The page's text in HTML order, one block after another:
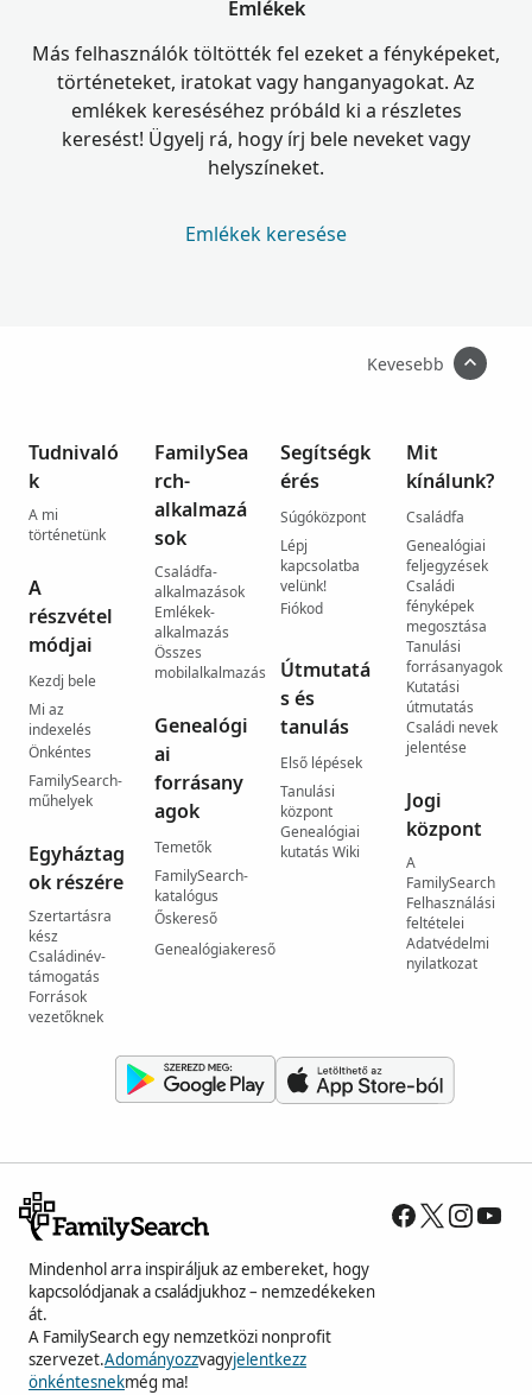
Emlékek
Más felhasználók töltötték fel ezeket a fényképeket,
történeteket, iratokat vagy hanganyagokat. Az
emlékek kereséséhez próbáld ki a részletes
keresést! Ügyelj rá, hogy írj bele neveket vagy
helyszíneket.
Emlékek keresése
Kevesebb
Tudnivaló
k
A mi
történetünk
A
részvétel
módjai
Kezdj bele
Mi az
indexelés
Önkéntes
FamilySearch-
műhelyek
Egyháztag
ok részére
Szertartásra
kész
Családinév-
támogatás
Források
vezetőknek
FamilySea
rch-
alkalmazá
sok
Családfa-
alkalmazások
Emlékek-
alkalmazás
Összes
mobilalkalmazás
Genealógi
ai
forrásany
agok
Temetők
FamilySearch-
katalógus
Őskereső
Genealógiakereső
Segítségk
érés
Súgóközpont
Lépj
kapcsolatba
velünk!
Fiókod
Útmutatá
s és
tanulás
Első lépések
Tanulási
központ
Genealógiai
kutatás Wiki
Mit
kínálunk?
Családfa
Genealógiai
feljegyzések
Családi
fényképek
megosztása
Tanulási
forrásanyagok
Kutatási
útmutatás
Családi nevek
jelentése
Jogi
központ
A
FamilySearch
Felhasználási
feltételei
Adatvédelmi
nyilatkozat
Mindenhol arra inspiráljuk az embereket, hogy
kapcsolódjanak a családjukhoz – nemzedékeken
át.
A FamilySearch egy nemzetközi nonprofit
szervezet.Adományozzvagyjelentkezz
önkéntesnekmég ma!